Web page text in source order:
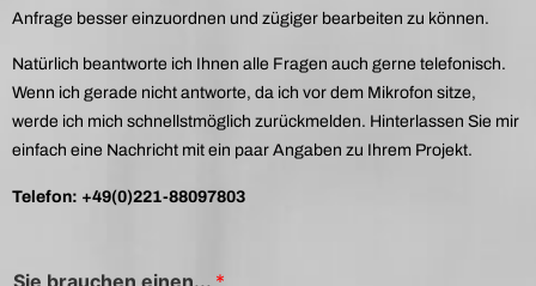
Anfrage besser einzuordnen und zügiger bearbeiten zu können.
Natürlich beantworte ich Ihnen alle Fragen auch gerne telefonisch.
Wenn ich gerade nicht antworte, da ich vor dem Mikrofon sitze,
werde ich mich schnellstmöglich zurückmelden. Hinterlassen Sie mir
einfach eine Nachricht mit ein paar Angaben zu Ihrem Projekt.
Telefon: +49(0)221-88097803
Sie brauchen einen... *